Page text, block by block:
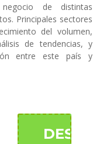
de distintas
Principales sectores
del volumen,
de tendencias, y
entre este país y